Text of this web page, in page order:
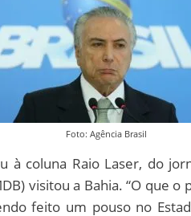
Foto: Agência Brasil
à coluna Raio Laser, do
visitou a Bahia. “O que o
feito um pouso no